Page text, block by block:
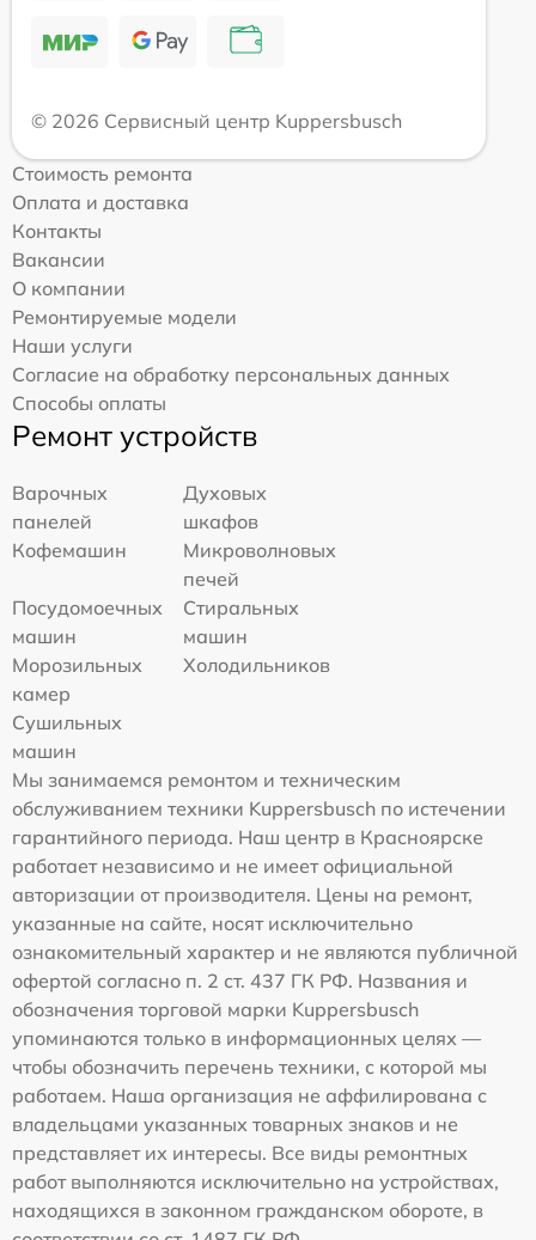
© 2026 Сервисный центр Kuppersbusch
Стоимость ремонта
Оплата и доставка
Контакты
Вакансии
О компании
Ремонтируемые модели
Наши услуги
Согласие на обработку персональных данных
Способы оплаты
Ремонт устройств
Варочных
панелей
Духовых
шкафов
Кофемашин
Микроволновых
печей
Посудомоечных
машин
Стиральных
машин
Морозильных
камер
Холодильников
Сушильных
машин
Мы занимаемся ремонтом и техническим
обслуживанием техники Kuppersbusch по истечении
гарантийного периода. Наш центр в Красноярске
работает независимо и не имеет официальной
авторизации от производителя. Цены на ремонт,
указанные на сайте, носят исключительно
ознакомительный характер и не являются публичной
офертой согласно п. 2 ст. 437 ГК РФ. Названия и
обозначения торговой марки Kuppersbusch
упоминаются только в информационных целях —
чтобы обозначить перечень техники, с которой мы
работаем. Наша организация не аффилирована с
владельцами указанных товарных знаков и не
представляет их интересы. Все виды ремонтных
работ выполняются исключительно на устройствах,
находящихся в законном гражданском обороте, в